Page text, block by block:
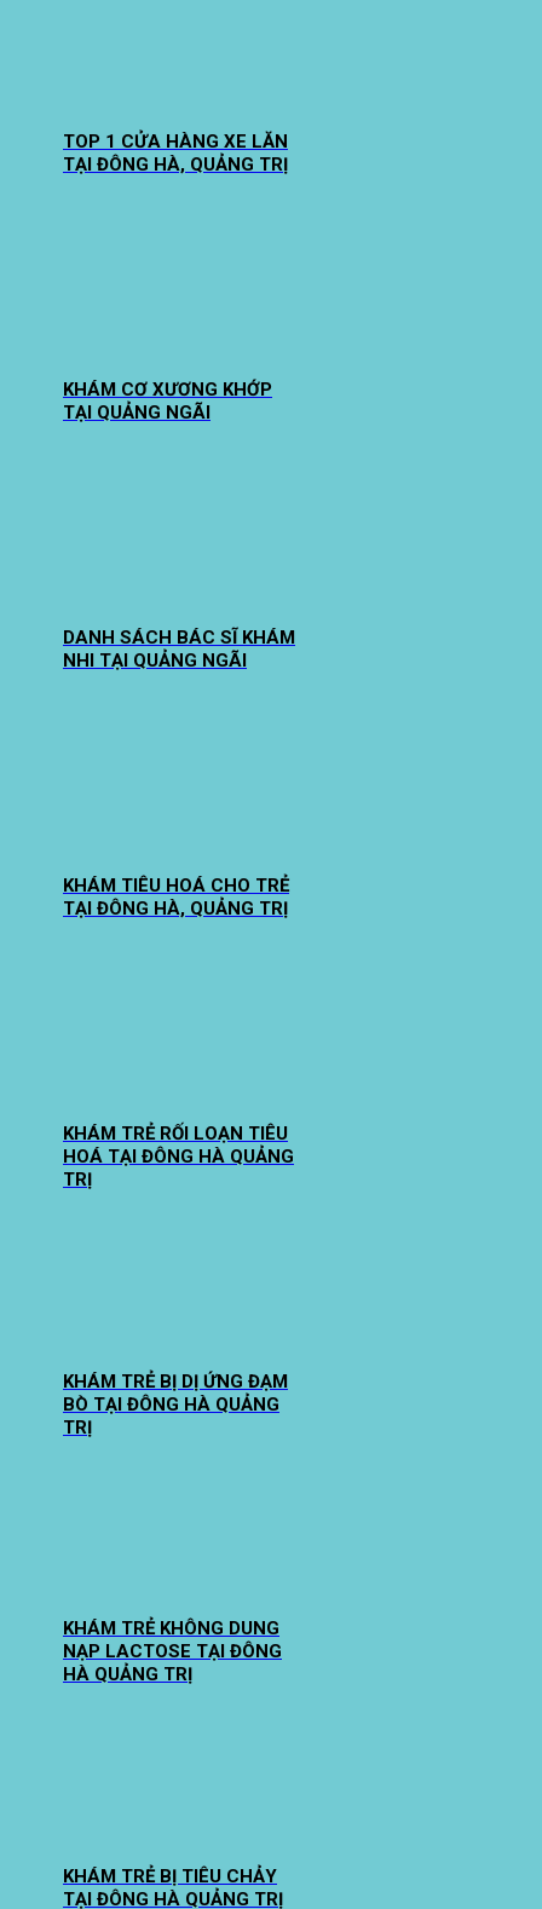
TOP 1 CỬA HÀNG XE LĂN
TẠI ĐÔNG HÀ, QUẢNG TRỊ
KHÁM CƠ XƯƠNG KHỚP
TẠI QUẢNG NGÃI
DANH SÁCH BÁC SĨ KHÁM
NHI TẠI QUẢNG NGÃI
KHÁM TIÊU HOÁ CHO TRẺ
TẠI ĐÔNG HÀ, QUẢNG TRỊ
KHÁM TRẺ RỐI LOẠN TIÊU
HOÁ TẠI ĐÔNG HÀ QUẢNG
TRỊ
KHÁM TRẺ BỊ DỊ ỨNG ĐẠM
BÒ TẠI ĐÔNG HÀ QUẢNG
TRỊ
KHÁM TRẺ KHÔNG DUNG
NẠP LACTOSE TẠI ĐÔNG
HÀ QUẢNG TRỊ
KHÁM TRẺ BỊ TIÊU CHẢY
TẠI ĐÔNG HÀ QUẢNG TRỊ